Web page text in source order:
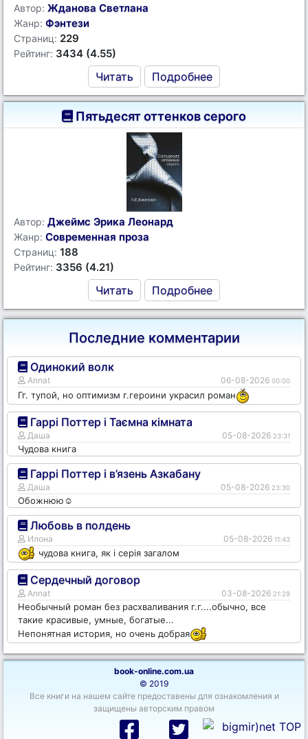
Автор: Жданова Светлана
Жанр: Фэнтези
Страниц: 229
Рейтинг: 3434 (4.55)
Читать Подробнее
Пятьдесят оттенков серого
Автор: Джеймс Эрика Леонард
Жанр: Современная проза
Страниц: 188
Рейтинг: 3356 (4.21)
Читать Подробнее
Последние комментарии
Одинокий волк
Annat 06-08-2026 00:00
Гг. тупой, но оптимизм г.героини украсил роман
Гаррі Поттер і Таємна кімната
Даша 05-08-2026 23:31
Чудова книга
Гаррі Поттер і в’язень Азкабану
Даша 05-08-2026 23:30
Обожнюю☺️
Любовь в полдень
Илона 05-08-2026 11:43
чудова книга, як і серія загалом
Сердечный договор
Annat 03-08-2026 21:29
Необычный роман без расхваливания г.г....обычно, все
такие красивые, умные, богатые...
Непонятная история, но очень добрая
book-online.com.ua
© 2019
Все книги на нашем сайте предоставены для ознакомления и
защищены авторским правом